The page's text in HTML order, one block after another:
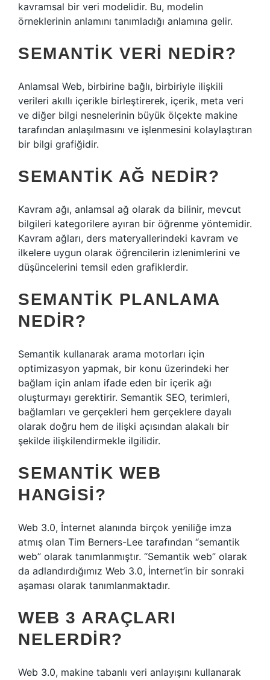
kavramsal bir veri modelidir. Bu, modelin
örneklerinin anlamını tanımladığı anlamına gelir.
SEMANTIK VERI NEDIR?
Anlamsal Web, birbirine bağlı, birbiriyle ilişkili
verileri akıllı içerikle birleştirerek, içerik, meta veri
ve diğer bilgi nesnelerinin büyük ölçekte makine
tarafından anlaşılmasını ve işlenmesini kolaylaştıran
bir bilgi grafiğidir.
SEMANTIK AĞ NEDIR?
Kavram ağı, anlamsal ağ olarak da bilinir, mevcut
bilgileri kategorilere ayıran bir öğrenme yöntemidir.
Kavram ağları, ders materyallerindeki kavram ve
ilkelere uygun olarak öğrencilerin izlenimlerini ve
düşüncelerini temsil eden grafiklerdir.
SEMANTIK PLANLAMA
NEDIR?
Semantik kullanarak arama motorları için
optimizasyon yapmak, bir konu üzerindeki her
bağlam için anlam ifade eden bir içerik ağı
oluşturmayı gerektirir. Semantik SEO, terimleri,
bağlamları ve gerçekleri hem gerçeklere dayalı
olarak doğru hem de ilişki açısından alakalı bir
şekilde ilişkilendirmekle ilgilidir.
SEMANTIK WEB
HANGISI?
Web 3.0, İnternet alanında birçok yeniliğe imza
atmış olan Tim Berners-Lee tarafından “semantik
web” olarak tanımlanmıştır. “Semantik web” olarak
da adlandırdığımız Web 3.0, İnternet’in bir sonraki
aşaması olarak tanımlanmaktadır.
WEB 3 ARAÇLARI
NELERDIR?
Web 3.0, makine tabanlı veri anlayışını kullanarak